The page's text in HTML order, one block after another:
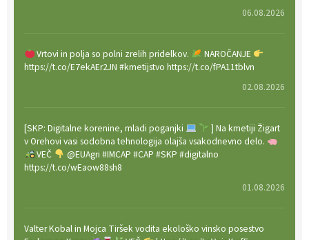
06.08.2026
Vrtovi in polja so polni zrelih pridelkov.
NAROČANJE
https://t.co/E7ekAEr2JN #kmetijstvo https://t.co/fPA11tblvn
02.08.2026
[SKP: Digitalne korenine, mladi poganjki
] Na kmetiji Žigart
v Orehovi vasi sodobna tehnologija olajša vsakodnevno delo.
VEČ
@EUAgri #IMCAP #CAP #SKP #digitalno
https://t.co/wEaow88sh8
01.08.2026
Valter Kobal in Mojca Tiršek vodita ekološko vinsko posestvo